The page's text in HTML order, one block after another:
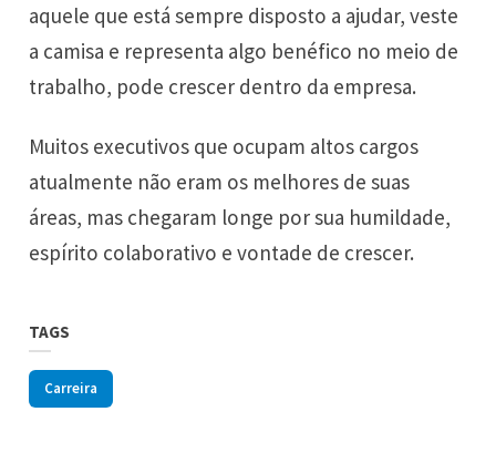
aquele que está sempre disposto a ajudar, veste
a camisa e representa algo benéfico no meio de
trabalho, pode crescer dentro da empresa.
Muitos executivos que ocupam altos cargos
atualmente não eram os melhores de suas
áreas, mas chegaram longe por sua humildade,
espírito colaborativo e vontade de crescer.
TAGS
Carreira